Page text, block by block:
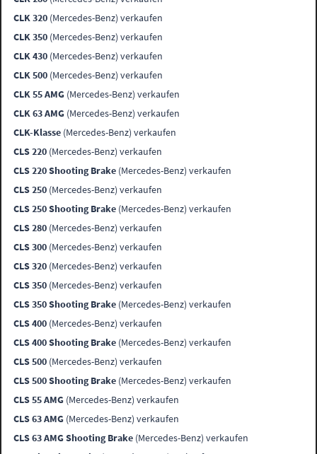
CLK 320 (Mercedes-Benz) verkaufen
CLK 350 (Mercedes-Benz) verkaufen
CLK 430 (Mercedes-Benz) verkaufen
CLK 500 (Mercedes-Benz) verkaufen
CLK 55 AMG (Mercedes-Benz) verkaufen
CLK 63 AMG (Mercedes-Benz) verkaufen
CLK-Klasse (Mercedes-Benz) verkaufen
CLS 220 (Mercedes-Benz) verkaufen
CLS 220 Shooting Brake (Mercedes-Benz) verkaufen
CLS 250 (Mercedes-Benz) verkaufen
CLS 250 Shooting Brake (Mercedes-Benz) verkaufen
CLS 280 (Mercedes-Benz) verkaufen
CLS 300 (Mercedes-Benz) verkaufen
CLS 320 (Mercedes-Benz) verkaufen
CLS 350 (Mercedes-Benz) verkaufen
CLS 350 Shooting Brake (Mercedes-Benz) verkaufen
CLS 400 (Mercedes-Benz) verkaufen
CLS 400 Shooting Brake (Mercedes-Benz) verkaufen
CLS 500 (Mercedes-Benz) verkaufen
CLS 500 Shooting Brake (Mercedes-Benz) verkaufen
CLS 55 AMG (Mercedes-Benz) verkaufen
CLS 63 AMG (Mercedes-Benz) verkaufen
CLS 63 AMG Shooting Brake (Mercedes-Benz) verkaufen